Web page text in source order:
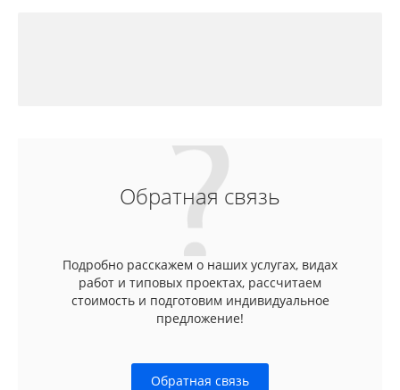
Обратная связь
Подробно расскажем о наших услугах, видах
работ и типовых проектах, рассчитаем
стоимость и подготовим индивидуальное
предложение!
Обратная связь